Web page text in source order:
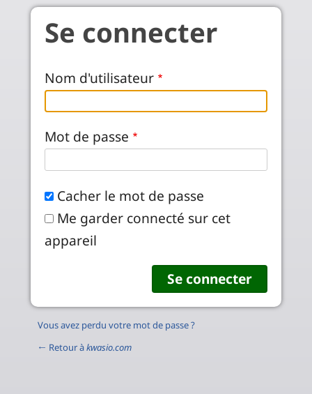
Aller au contenu principal
Se connecter
Nom d'utilisateur
Mot de passe
Cacher le mot de passe
Me garder connecté sur cet
appareil
Vous avez perdu votre mot de passe ?
← Retour àkwasio.com